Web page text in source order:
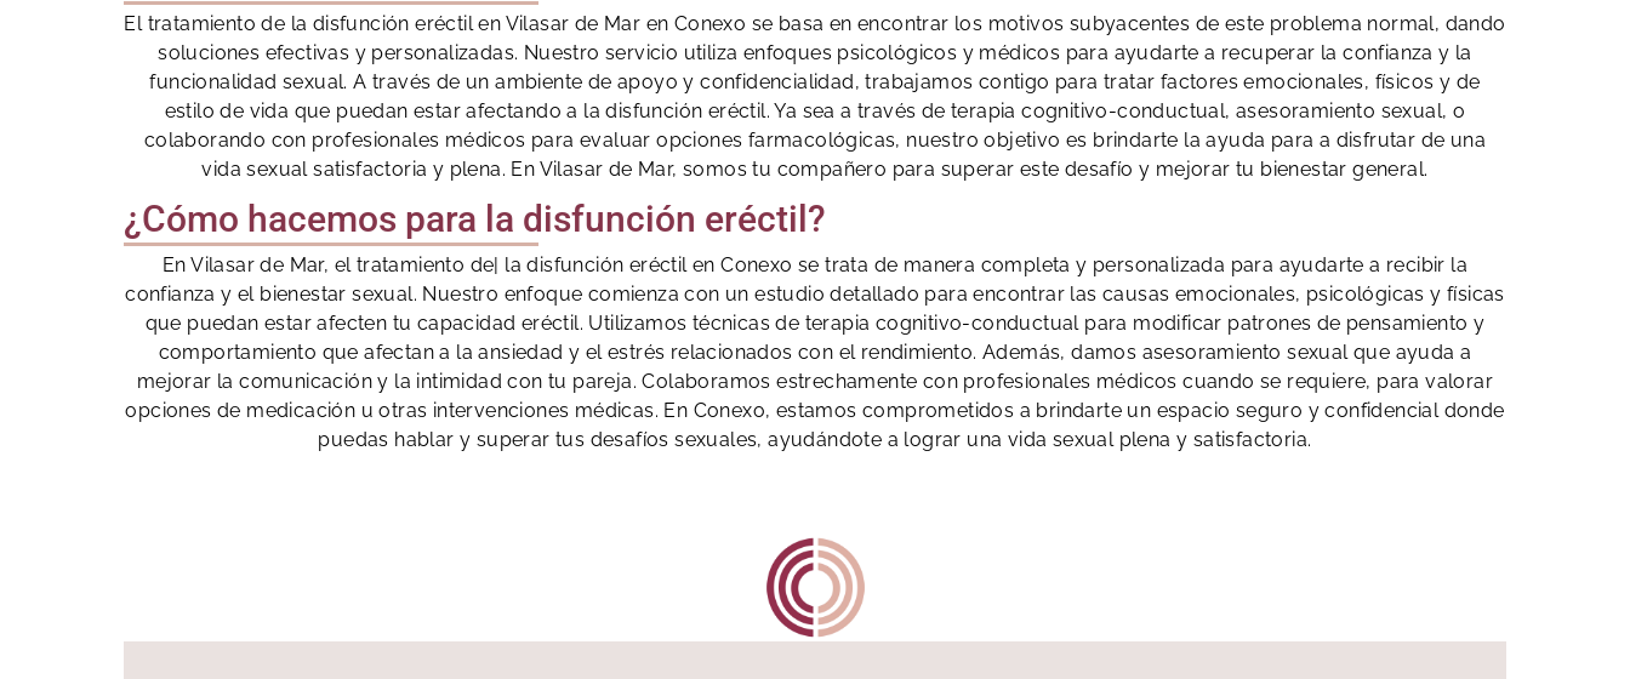
El tratamiento de la disfunción eréctil en Vilasar de Mar en Conexo se basa en encontrar los motivos subyacentes de este problema normal, dando
soluciones efectivas y personalizadas. Nuestro servicio utiliza enfoques psicológicos y médicos para ayudarte a recuperar la confianza y la
funcionalidad sexual. A través de un ambiente de apoyo y confidencialidad, trabajamos contigo para tratar factores emocionales, físicos y de
estilo de vida que puedan estar afectando a la disfunción eréctil. Ya sea a través de terapia cognitivo-conductual, asesoramiento sexual, o
colaborando con profesionales médicos para evaluar opciones farmacológicas, nuestro objetivo es brindarte la ayuda para a disfrutar de una
vida sexual satisfactoria y plena. En Vilasar de Mar, somos tu compañero para superar este desafío y mejorar tu bienestar general.
¿Cómo hacemos para la disfunción eréctil?
En Vilasar de Mar, el tratamiento de| la disfunción eréctil en Conexo se trata de manera completa y personalizada para ayudarte a recibir la
confianza y el bienestar sexual. Nuestro enfoque comienza con un estudio detallado para encontrar las causas emocionales, psicológicas y físicas
que puedan estar afecten tu capacidad eréctil. Utilizamos técnicas de terapia cognitivo-conductual para modificar patrones de pensamiento y
comportamiento que afectan a la ansiedad y el estrés relacionados con el rendimiento. Además, damos asesoramiento sexual que ayuda a
mejorar la comunicación y la intimidad con tu pareja. Colaboramos estrechamente con profesionales médicos cuando se requiere, para valorar
opciones de medicación u otras intervenciones médicas. En Conexo, estamos comprometidos a brindarte un espacio seguro y confidencial donde
puedas hablar y superar tus desafíos sexuales, ayudándote a lograr una vida sexual plena y satisfactoria.